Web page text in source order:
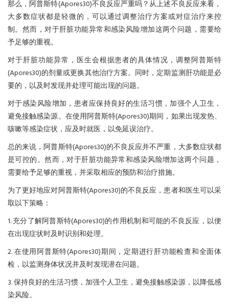
那么，阿普斯特(Apores30)不良反应严重吗？从上述不良反应来看，
大多数症状都是轻微的，可以通过调整治疗方案或对症治疗来控
制。然而，对于肝脏功能异常和感染风险增加这两个问题，需要给
予足够的重视。
对于肝脏功能异常，医生会根据患者的具体情况，调整阿普斯特
(Apores30)的剂量或更换其他治疗方案。同时，定期监测肝功能是必
要的，以及时发现并处理可能出现的问题。
对于感染风险增加，患者应保持良好的生活习惯，加强个人卫生，
避免接触感染源。在使用阿普斯特(Apores30)期间，如果出现发热、
咳嗽等感染症状，应及时就医，以免延误治疗。
总的来说，阿普斯特(Apores30)的不良反应并不严重，大多数症状都
是可控的。然而，对于肝脏功能异常和感染风险增加这两个问题，
需要给予足够的重视，并采取相应的预防和治疗措施。
为了更好地应对阿普斯特(Apores30)的不良反应，患者和医生可以采
取以下策略：
1. 充分了解阿普斯特(Apores30)的作用机制和可能的不良反应，以便
在出现症状时及时识别和处理。
2. 在使用阿普斯特(Apores30)期间，定期进行肝功能检查和全面体
检，以监测身体状况并及时发现潜在问题。
3. 保持良好的生活习惯，加强个人卫生，避免接触感染源，以降低感
染风险。